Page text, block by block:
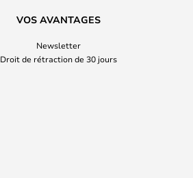
VOS AVANTAGES
Newsletter
Droit de rétraction de 30 jours